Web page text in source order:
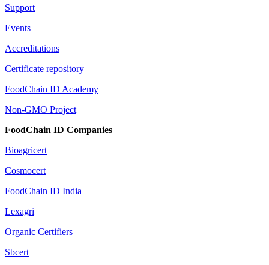
Support
Events
Accreditations
Certificate repository
FoodChain ID Academy
Non-GMO Project
FoodChain ID Companies
Bioagricert
Cosmocert
FoodChain ID India
Lexagri
Organic Certifiers
Sbcert